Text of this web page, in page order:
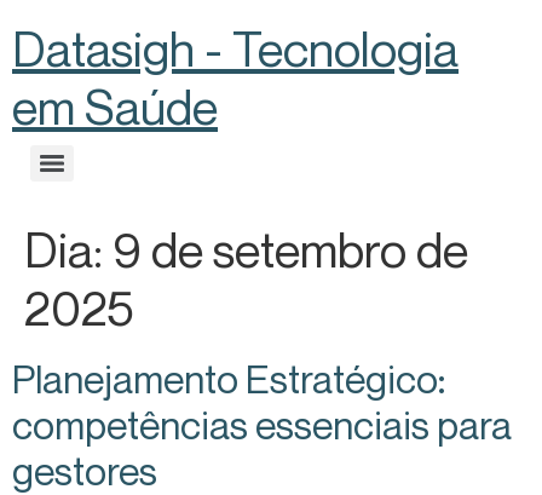
Datasigh - Tecnologia
em Saúde
Dia: 9 de setembro de
2025
Planejamento Estratégico:
competências essenciais para
gestores